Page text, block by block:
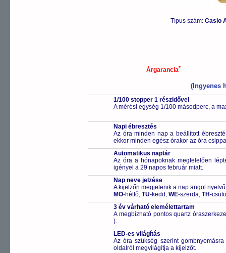
Típus szám: Casio
Árgarancia*
(Ingyenes
1/100 stopper 1 részidővel
A mérési egység 1/100 másodperc, a
Napi ébresztés
Az óra minden nap a beállított
ekkor minden egész órakor az óra
Automatikus naptár
Az óra a hónapoknak megfelelően
igényel a 29 napos február miatt.
Nap neve jelzése
A kijelzőn megjelenik a nap angol
MO-hétfő, TU-kedd, WE-szerda, TH-
3 év várható elemélettartam
A megbízható pontos quartz
).
LED-es világítás
Az óra szükség szerint
oldalról megvilágítja a kijelzőt.